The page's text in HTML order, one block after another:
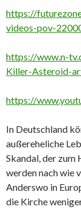
https://
videos-pov-
https://www.n-
Killer-Asteroid-
https://
In Deutschland
außereheliche
Skandal, der zum
werden nach wie
Anderswo in
die Kirche